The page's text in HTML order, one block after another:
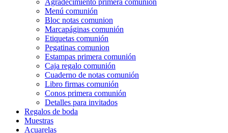
Agradecimiento primera comunión
Menú comunión
Bloc notas comunion
Marcapáginas comunión
Etiquetas comunión
Pegatinas comunion
Estampas primera comunión
Caja regalo comunión
Cuaderno de notas comunión
Libro firmas comunión
Conos primera comunión
Detalles para invitados
Regalos de boda
Muestras
Acuarelas